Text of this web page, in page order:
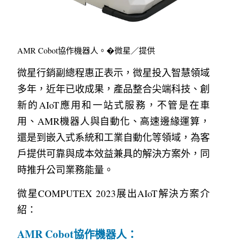
AMR Cobot協作機器人。�微星／提供
微星行銷副總程惠正表示，微星投入智慧領域
多年，近年已收成果，產品整合尖端科技、創
新的AIoT應用和一站式服務，不管是在車
用、AMR機器人與自動化、高速邊緣運算，
還是到嵌入式系統和工業自動化等領域，為客
戶提供可靠與成本效益兼具的解決方案外，同
時推升公司業務能量。
微星COMPUTEX 2023展出AIoT解決方案介
紹：
AMR Cobot協作機器人：